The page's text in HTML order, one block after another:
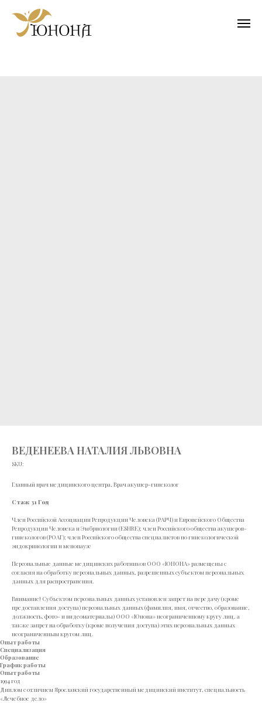
ВЕДЕНЕЕВА НАТАЛИЯ ЛЬВОВНА
SKU:
Главный врач медицинского центра, Врач акушер-гинеколог
Стаж 31 Год
Член Российской Ассоциации Репродукции Человека (РАРЧ) и Европейского Общества
Репродукции Человека и Эмбриологии (ESHRE); член Российского общества акушеров-
гинекологов (РОАГ); член Российского общества специалистов по гинекологической
эндокринологии и менопаузе
Персональные данные медицинских работников ООО «ЮНОНА» размещены c
согласия на обработку персональных данных, разрешенных субъектом персональных
данных для распространения.
Внимание! Субъектом персональных данных установлен запрет на передачу (кроме
предоставления доступа) персональных данных (фамилия, имя, отчество, образование,
должность, фото- и видеоматериалы) ООО «Юнона» неограниченному кругу лиц, а
также запрет на обработку (кроме получения доступа) этих персональных данных
неограниченным кругом лиц.
Опыт работы
Специализация
Образование
График работы
Опыт работы
1994 год
Диплом с отличием Ярославский государственный медицинский институт, специальность
«Лечебное дело»